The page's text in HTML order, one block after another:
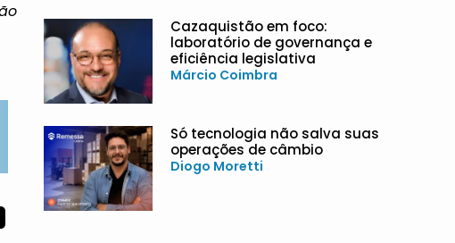
Cazaquistão em foco:
laboratório de governança e
eficiência legislativa
Márcio Coimbra
Só tecnologia não salva suas
operações de câmbio
Diogo Moretti